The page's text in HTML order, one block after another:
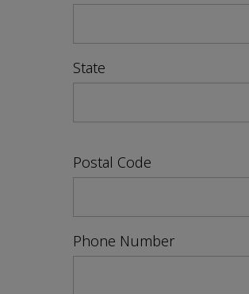
State
Postal Code
Phone Number